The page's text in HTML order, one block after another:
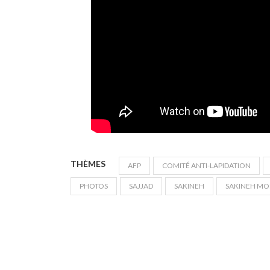
THÈMES AFP COMITÉ ANTI-LAPIDATION
PHOTOS SAJJAD SAKINEH SAKINEH